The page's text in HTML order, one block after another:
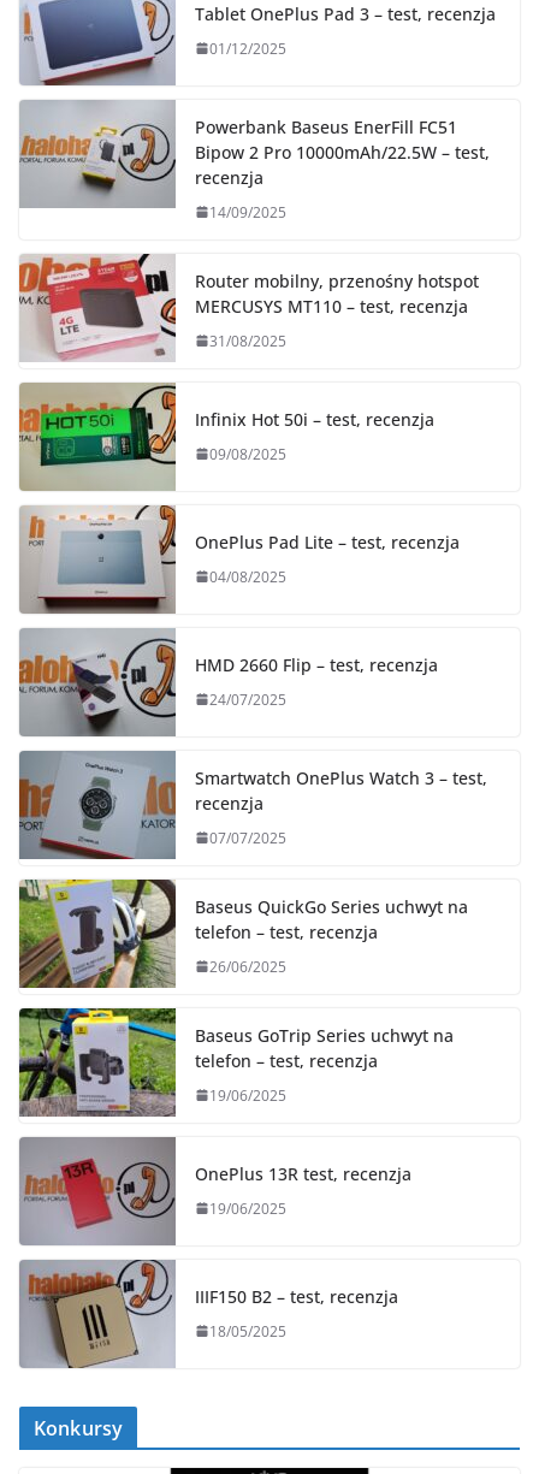
Tablet OnePlus Pad 3 – test, recenzja
01/12/2025
Powerbank Baseus EnerFill FC51
Bipow 2 Pro 10000mAh/22.5W – test,
recenzja
14/09/2025
Router mobilny, przenośny hotspot
MERCUSYS MT110 – test, recenzja
31/08/2025
Infinix Hot 50i – test, recenzja
09/08/2025
OnePlus Pad Lite – test, recenzja
04/08/2025
HMD 2660 Flip – test, recenzja
24/07/2025
Smartwatch OnePlus Watch 3 – test,
recenzja
07/07/2025
Baseus QuickGo Series uchwyt na
telefon – test, recenzja
26/06/2025
Baseus GoTrip Series uchwyt na
telefon – test, recenzja
19/06/2025
OnePlus 13R test, recenzja
19/06/2025
IIIF150 B2 – test, recenzja
18/05/2025
Konkursy